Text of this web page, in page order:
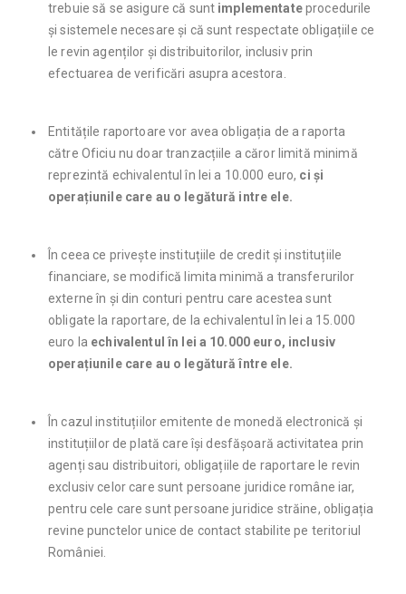
trebuie să se asigure că sunt implementateprocedurile
și sistemele necesare și că sunt respectate obligațiile ce
le revin agenților și distribuitorilor, inclusiv prin
efectuarea de verificări asupra acestora.
Entitățile raportoare vor avea obligația de a raporta
către Oficiu nu doar tranzacțiile a căror limită minimă
reprezintă echivalentul în lei a 10.000 euro, ci și
operațiunile care au o legătură intre ele.
În ceea ce privește instituțiile de credit și instituțiile
financiare, se modifică limita minimă a transferurilor
externe în și din conturi pentru care acestea sunt
obligate la raportare, de la echivalentul în lei a 15.000
euro la echivalentul în lei a 10.000 euro, inclusiv
operațiunile care au o legătură între ele.
În cazul instituțiilor emitente de monedă electronică și
instituțiilor de plată care își desfășoară activitatea prin
agenți sau distribuitori, obligațiile de raportare le revin
exclusiv celor care sunt persoane juridice române iar,
pentru cele care sunt persoane juridice străine, obligația
revine punctelor unice de contact stabilite pe teritoriul
României.